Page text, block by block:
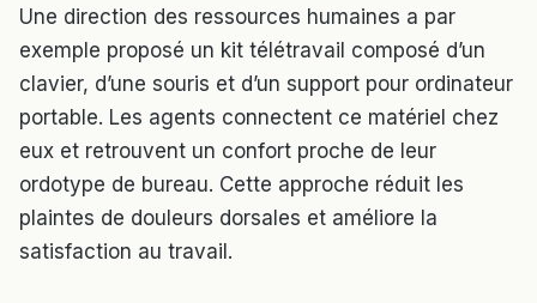
Une direction des ressources humaines a par
exemple proposé un kit télétravail composé d’un
clavier, d’une souris et d’un support pour ordinateur
portable. Les agents connectent ce matériel chez
eux et retrouvent un confort proche de leur
ordotype de bureau. Cette approche réduit les
plaintes de douleurs dorsales et améliore la
satisfaction au travail.